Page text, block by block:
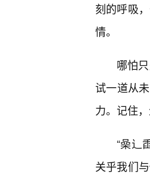
刻的呼吸
情。
哪怕
试一道从
力。记住
“喿辶
关乎我们